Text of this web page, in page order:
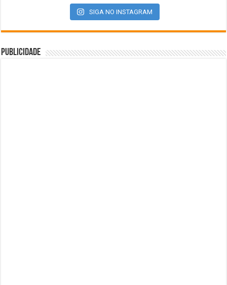
SIGA NO INSTAGRAM
Publicidade